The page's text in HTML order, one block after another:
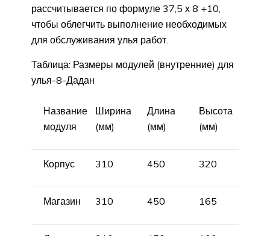
рассчитывается по формуле 37,5 х 8 +10,
чтобы облегчить выполнение необходимых
для обслуживания улья работ.
Таблица: Размеры модулей (внутренние) для
улья-8-Дадан
Название
модуля
Ширина
(мм)
Длина
(мм)
Высота
(мм)
Корпус 310 450 320
Магазин 310 450 165